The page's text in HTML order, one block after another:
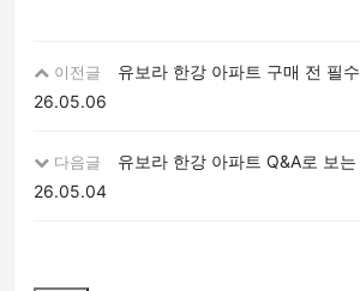
이전글
유보라 한강 아파트 구매 전 필
26.05.06
다음글
유보라 한강 아파트 Q&A로 보
26.05.04